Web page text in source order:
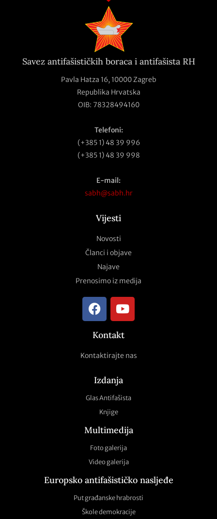
Savez antifašističkih boraca i antifašista RH
Pavla Hatza 16, 10000 Zagreb
Republika Hrvatska
OIB: 78328494160
Telefoni:
(+385 1) 48 39 996
(+385 1) 48 39 998
E-mail:
sabh@sabh.hr
Vijesti
Novosti
Članci i objave
Najave
Prenosimo iz medija
Kontakt
Kontaktirajte nas
Izdanja
Glas Antifašista
Knjige
Multimedija
Foto galerija
Video galerija
Europsko antifašističko nasljeđe
Put građanske hrabrosti
Škole demokracije